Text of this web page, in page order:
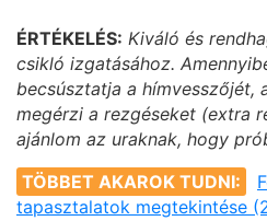
ÉRTÉKELÉS: Kiváló és
csikló izgatásához.
becsúsztatja a hímvesszőjét,
megérzi a rezgéseket (extra
ajánlom az uraknak, hogy
TÖBBET AKAROK TUDNI:
tapasztalatok megtekintése